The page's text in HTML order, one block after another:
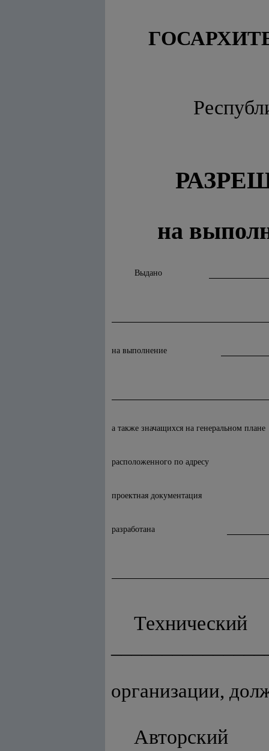
на
Выдано
на выполнение
а также значащихся на генеральном плане
расположенного по адресу
проектная документация
разработана
организации,